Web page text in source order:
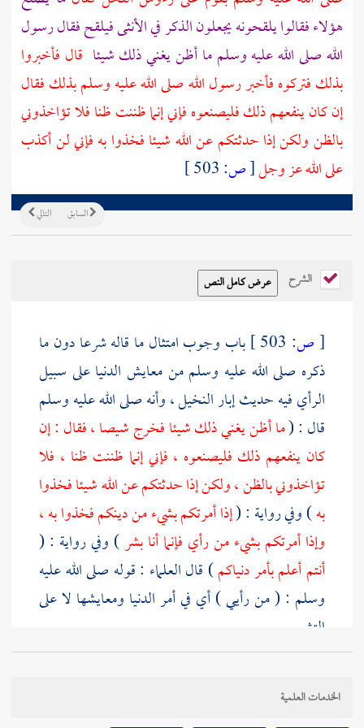
هؤلاء فقالوا يلقحونه يجعلون الذكر في الأنثى فيلقح فقال رسول
الله صلى الله عليه وسلم ما أظن يغني ذلك شيئا قال فأخبروا
بذلك فتركوه فأخبر رسول الله صلى الله عليه وسلم بذلك فقال
إن كان ينفعهم ذلك فليصنعوه فإني إنما ظننت ظنا فلا تؤاخذوني
بالظن ولكن إذا حدثتكم عن الله شيئا فخذوا به فإني لن أكذب
على الله عز وجل[ص:
التالي السابق
الشرح
[ص:
باب وجوب امتثال ما قاله شرعا دون ما
ذكره صلى الله عليه وسلم من معايش الدنيا على سبيل
الرأي فيه حديث إبار النخيل ، وأنه صلى الله عليه وسلم
قال : (ما أظن يغني ذلك شيئا فخرج شيصا ، فقال : إن
كان ينفعهم ذلك فليصنعوه ، فإني إنما ظننت ظنا ، فلا
تؤاخذوني بالظن ، ولكن إذا حدثتكم عن الله شيئا فخذوا
به) وفي رواية : (إذا أمرتكم بشيء من دينكم فخذوا به ،
وإذا أمرتكم بشيء من رأي فإنما أنا بشر) وفي رواية : (
أنتم أعلم بأمر دنياكم) قال العلماء : قوله صلى الله عليه
وسلم : ( من رأيي ) أي في أمر الدنيا ومعايشها لا على
التشريع .
فأما ما قاله باجتهاده صلى الله عليه وسلم ، ورآه شرعا
يجب العمل به ، وليس إبار النخل من هذا النوع ، بل منالخدمات العلمية